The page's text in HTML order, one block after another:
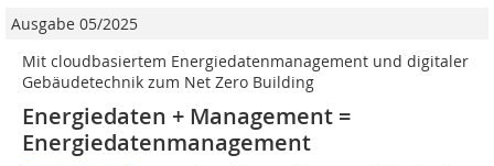
Ausgabe 05/2025
Mit cloudbasiertem Energiedatenmanagement und digitaler
Gebäudetechnik zum Net Zero Building
Energiedaten + Management =
Energiedatenmanagement